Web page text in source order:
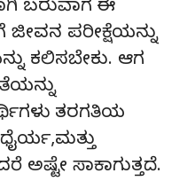
ಬರುವಾಗ ಈ
ಪರೀಕ್ಷೆಯನ್ನು
ಕಲಿಸಬೇಕು. ಆಗ
ತರಗತಿಯ
ಅಷ್ಟೇ ಸಾಕಾಗುತ್ತದೆ.